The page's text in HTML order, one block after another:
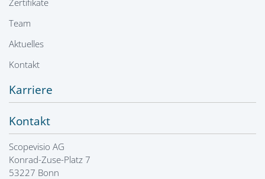
Team
Aktuelles
Kontakt
Karriere
Kontakt
Scopevisio AG
Konrad-Zuse-Platz 7
53227 Bonn